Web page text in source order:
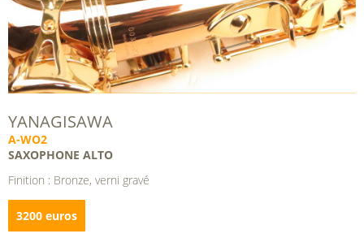
YANAGISAWA
A-WO2
SAXOPHONE ALTO
Finition : Bronze, verni gravé
3200 euros